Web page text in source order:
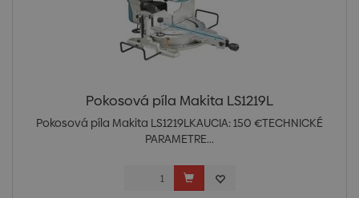
Pokosová píla Makita LS1219L
Pokosová píla Makita LS1219LKAUCIA: 150 €TECHNICKÉ
PARAMETRE...